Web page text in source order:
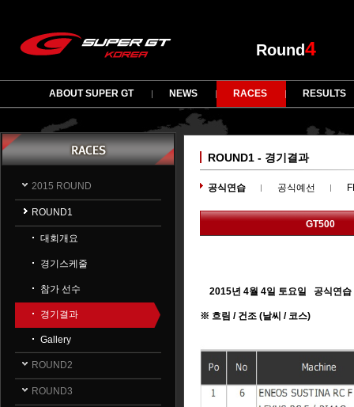
Round4
ABOUT SUPER GT NEWS RACES RESULTS
2015 ROUND
ROUND1
대회개요
경기스케줄
참가 선수
경기결과
Gallery
ROUND2
ROUND3
ROUND1 - 경기결과
공식연습 공식예선
GT500
2015년 4월 4일 토요일 공식연습
※ 흐림 / 건조 (날씨 / 코스)